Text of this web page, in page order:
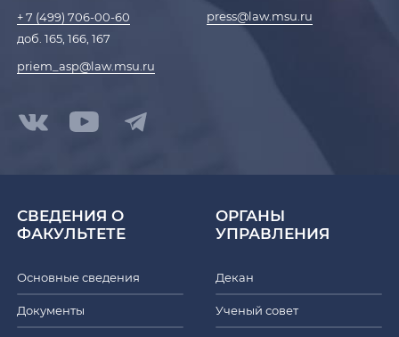
+ 7 (499) 706-00-60
доб. 165, 166, 167
priem_asp@law.msu.ru
press@law.msu.ru
СВЕДЕНИЯ О
ФАКУЛЬТЕТЕ
Основные сведения
Документы
ОРГАНЫ
УПРАВЛЕНИЯ
Декан
Ученый совет